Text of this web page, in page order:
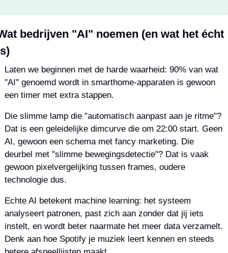
bedrijven "AI" noemen (en wat het écht
Laten we beginnen met de harde waarheid: 90% van wat
"AI" genoemd wordt in smarthome-apparaten is gewoon
een timer met extra stappen.
Die slimme lamp die "automatisch aanpast aan je ritme"?
Dat is een geleidelijke dimcurve die om 22:00 start. Geen
AI, gewoon een schema met fancy marketing. Die
deurbel met "slimme bewegingsdetectie"? Dat is vaak
gewoon pixelvergelijking tussen frames, oudere
technologie dus.
Echte AI betekent machine learning: het systeem
analyseert patronen, past zich aan zonder dat jij iets
instelt, en wordt beter naarmate het meer data verzamelt.
Denk aan hoe Spotify je muziek leert kennen en steeds